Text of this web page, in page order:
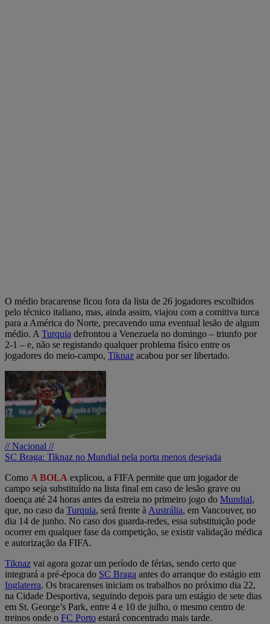
O médio bracarense ficou fora da lista de 26 jogadores escolhidos
pelo técnico italiano, mas, ainda assim, viajou com a comitiva turca
para a América do Norte, precavendo uma eventual lesão de algum
médio. A Turquia defrontou a Venezuela no domingo – triunfo por
2-1 – e, não se registando qualquer problema físico entre os
jogadores do meio-campo, Tiknaz acabou por ser libertado.
// Nacional //
SC Braga: Tiknaz no Mundial pela porta menos desejada
Como A BOLA explicou, a FIFA permite que um jogador de
campo seja substituído na lista final em caso de lesão grave ou
doença até 24 horas antes da estreia no primeiro jogo do Mundial,
que, no caso da Turquia, será frente à Austrália, em Vancouver, no
dia 14 de junho. No caso dos guarda-redes, essa substituição pode
ocorrer em qualquer fase da competição, se existir validação médica
e autorização da FIFA.
Tiknaz vai agora gozar um período de férias, sendo certo que
integrará a pré-época do SC Braga antes do arranque do estágio em
Inglaterra. Os bracarenses iniciam os trabalhos no próximo dia 22,
na Cidade Desportiva, seguindo depois para um estágio de sete dias
em St. George’s Park, entre 4 e 10 de julho, o mesmo centro de
treinos onde o FC Porto estará concentrado mais tarde.